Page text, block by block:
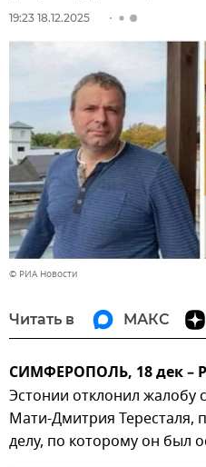
19:23 18.12.2025
© РИА Новости
Читать в МАКС
СИМФЕРОПОЛЬ, 18 дек –
Эстонии отклонил жалобу
Мати-Дмитрия Тересталя,
делу, по которому он был